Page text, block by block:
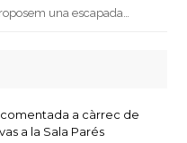
una escapada…
a càrrec de
a la Sala Parés